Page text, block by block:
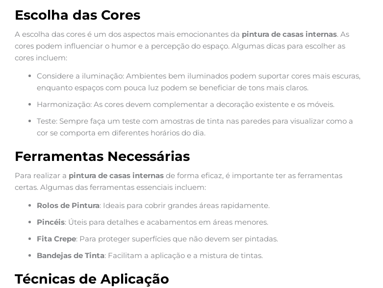
Escolha das Cores
A escolha das cores é um dos aspectos mais emocionantes da pintura de casas internas. As
cores podem influenciar o humor e a percepção do espaço. Algumas dicas para escolher as
cores incluem:
Considere a iluminação: Ambientes bem iluminados podem suportar cores mais escuras,
enquanto espaços com pouca luz podem se beneficiar de tons mais claros.
Harmonização: As cores devem complementar a decoração existente e os móveis.
Teste: Sempre faça um teste com amostras de tinta nas paredes para visualizar como a
cor se comporta em diferentes horários do dia.
Ferramentas Necessárias
Para realizar a pintura de casas internas de forma eficaz, é importante ter as ferramentas
certas. Algumas das ferramentas essenciais incluem:
Rolos de Pintura: Ideais para cobrir grandes áreas rapidamente.
Pincéis: Úteis para detalhes e acabamentos em áreas menores.
Fita Crepe: Para proteger superfícies que não devem ser pintadas.
Bandejas de Tinta: Facilitam a aplicação e a mistura de tintas.
Técnicas de Aplicação